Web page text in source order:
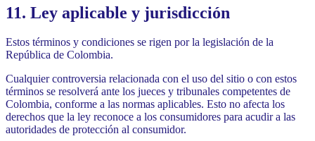
11. Ley aplicable y jurisdicción
Estos términos y condiciones se rigen por la legislación de la
República de Colombia.
Cualquier controversia relacionada con el uso del sitio o con estos
términos se resolverá ante los jueces y tribunales competentes de
Colombia, conforme a las normas aplicables. Esto no afecta los
derechos que la ley reconoce a los consumidores para acudir a las
autoridades de protección al consumidor.